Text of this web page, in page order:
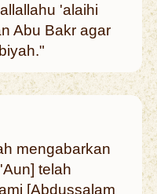
'alaihi
Abu Bakr agar
mengabarkan
telah
[Abdussalam